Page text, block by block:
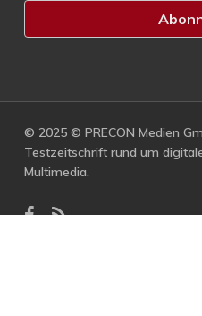
© 2025 © PRECON Medien
Testzeitschrift rund um
Multimedia.
facebook
RSS